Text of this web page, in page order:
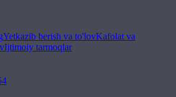
Yetkazib berish va to'lovKafolat va
Ijtimoiy tarmoqlar